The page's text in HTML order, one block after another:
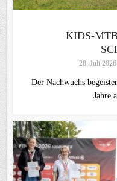
KIDS-
28. Juli 2026
Der Nachwuchs
Jahre